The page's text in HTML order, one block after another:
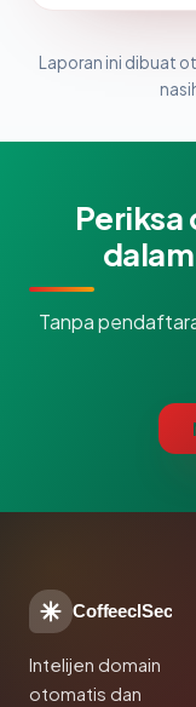
Laporan ini dibuat
Tanpa
CoffeeclSec
Intelijen domain
otomatis dan